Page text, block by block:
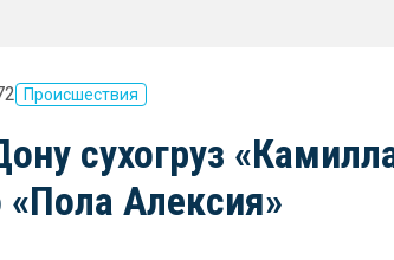
Происшествия
сухогруз
«Пола Алексия»